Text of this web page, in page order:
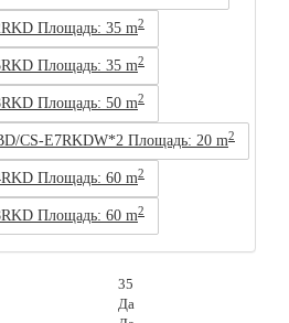
Площадь: 35 m2
Площадь: 35 m2
Площадь: 50 m2
CS-E7RKDW*2 Площадь: 20 m2
Площадь: 60 m2
Площадь: 60 m2
35
Да